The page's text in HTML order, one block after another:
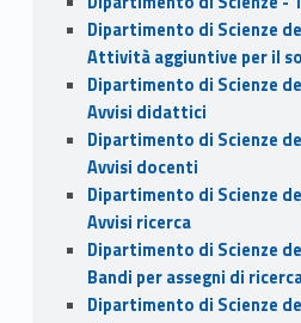
Dipartimento di Scienze
Attività aggiuntive per il
Dipartimento di Scienze
Avvisi didattici
Dipartimento di Scienze
Avvisi docenti
Dipartimento di Scienze
Avvisi ricerca
Dipartimento di Scienze
Bandi per assegni di
Dipartimento di Scienze